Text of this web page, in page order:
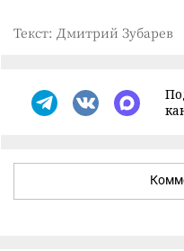
Текст: Дмитрий Зубарев